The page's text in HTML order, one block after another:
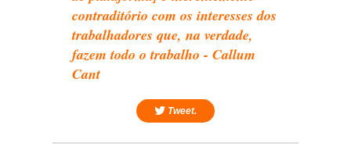
contraditório com os interesses dos
trabalhadores que, na verdade,
fazem todo o trabalho - Callum
Cant
Tweet.